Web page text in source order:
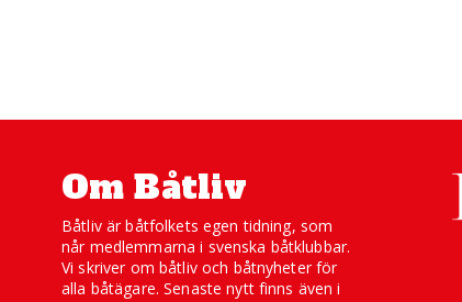
Om Båtliv
Båtliv är båtfolkets egen tidning, som
når medlemmarna i svenska båtklubbar.
Vi skriver om båtliv och båtnyheter för
alla båtägare. Senaste nytt finns även i